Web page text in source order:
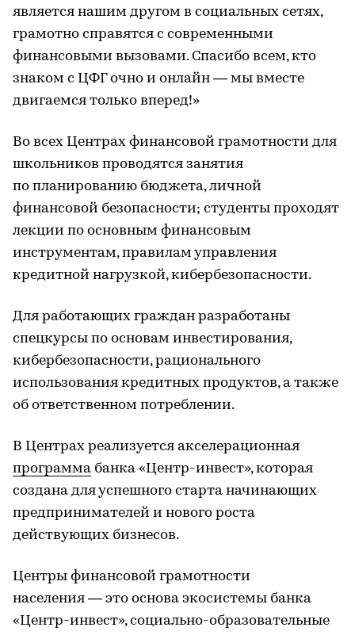
является нашим другом в социальных сетях,
грамотно справятся с современными
финансовыми вызовами. Спасибо всем, кто
знаком с ЦФГ очно и онлайн — мы вместе
двигаемся только вперед!»
Во всех Центрах финансовой грамотности для
школьников проводятся занятия
по планированию бюджета, личной
финансовой безопасности; студенты проходят
лекции по основным финансовым
инструментам, правилам управления
кредитной нагрузкой, кибербезопасности.
Для работающих граждан разработаны
спецкурсы по основам инвестирования,
кибербезопасности, рационального
использования кредитных продуктов, а также
об ответственном потреблении.
В Центрах реализуется акселерационная
программа банка «Центр-инвест», которая
создана для успешного старта начинающих
предпринимателей и нового роста
действующих бизнесов.
Центры финансовой грамотности
населения — это основа экосистемы банка
«Центр-инвест», социально-образовательные